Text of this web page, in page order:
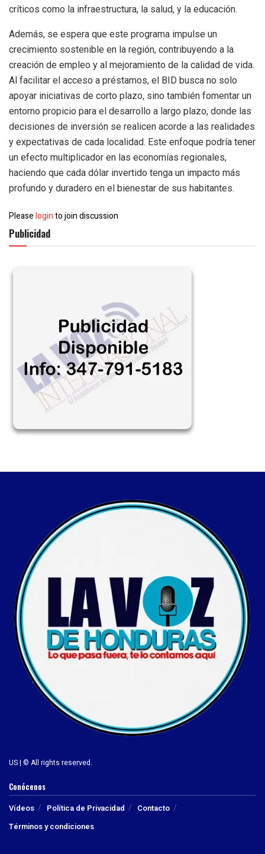
críticos como la infraestructura, la salud, y la educación.
Además, se espera que este programa impulse un
crecimiento sostenible en la región, contribuyendo a la
creación de empleo y al mejoramiento de la calidad de vida.
Al facilitar el acceso a préstamos, el BID busca no solo
apoyar iniciativas de corto plazo, sino también fomentar un
entorno propicio para el desarrollo a largo plazo, donde las
decisiones de inversión se realicen acorde a las realidades
y expectativas de cada localidad. Este enfoque podría tener
un efecto multiplicador en las economías regionales,
haciendo que cada dólar invertido tenga un impacto más
profundo y duradero en el bienestar de sus habitantes.
Pleaseloginto join discussion
Publicidad
US | © All rights reserved.
Conócenos
Vídeos Política de Privacidad
Contacto
Términos y condiciones